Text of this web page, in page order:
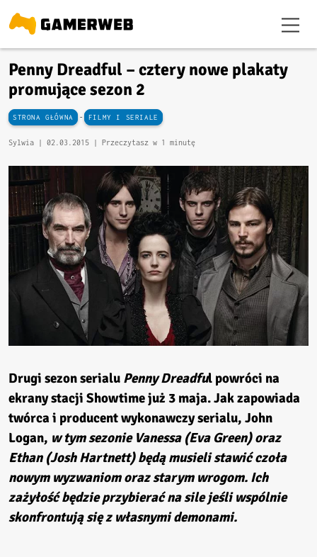
Penny Dreadful – cztery nowe plakaty
promujące sezon 2
STRONA GŁÓWNA - FILMY I SERIALE
Sylwia | 02.03.2015 | Przeczytasz w 1 minutę
Drugi sezon serialu Penny Dreadful powróci na
ekrany stacji Showtime już 3 maja. Jak zapowiada
twórca i producent wykonawczy serialu, John
Logan, w tym sezonie Vanessa (Eva Green) oraz
Ethan (Josh Hartnett) będą musieli stawić czoła
nowym wyzwaniom oraz starym wrogom. Ich
zażyłość będzie przybierać na sile jeśli wspólnie
skonfrontują się z własnymi demonami.